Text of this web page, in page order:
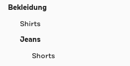
Bekleidung
Shirts
Jeans
Shorts